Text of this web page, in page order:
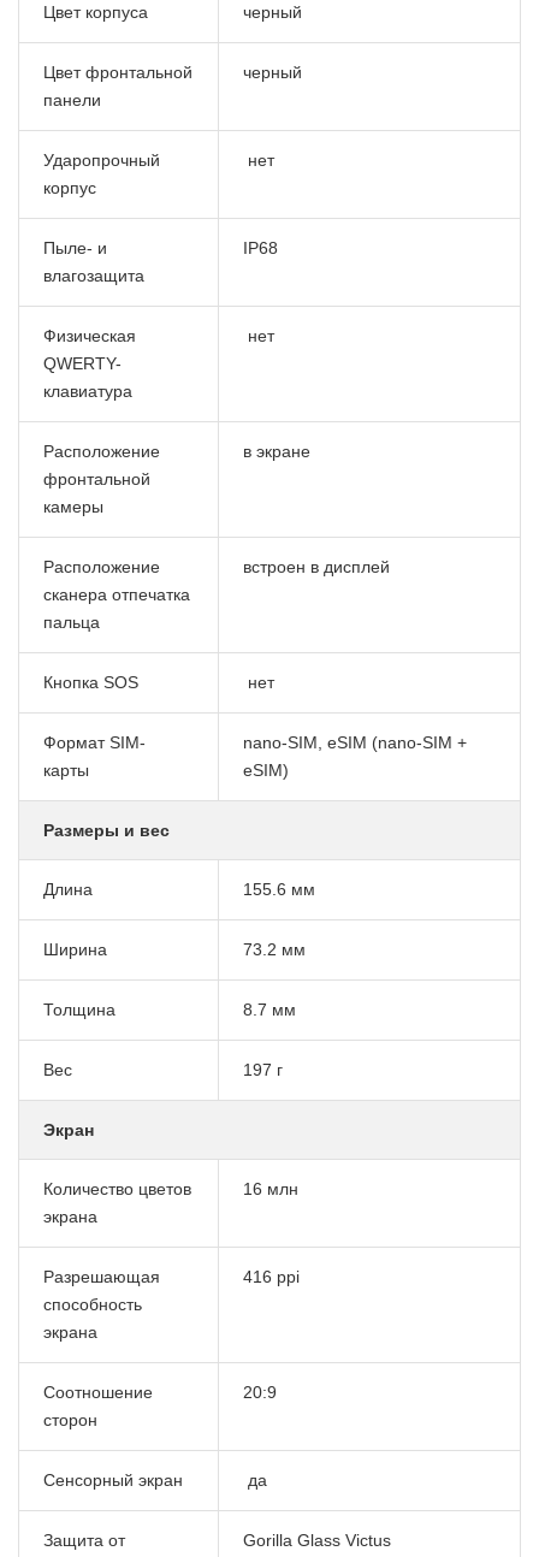
Цвет корпуса черный
Цвет фронтальной
панели
черный
Ударопрочный
корпус
нет
Пыле- и
влагозащита
IP68
Физическая
QWERTY-
клавиатура
нет
Расположение
фронтальной
камеры
в экране
Расположение
сканера отпечатка
пальца
встроен в дисплей
Кнопка SOS нет
Формат SIM-
карты
nano-SIM, eSIM (nano-SIM +
eSIM)
Размеры и вес
Длина 155.6 мм
Ширина 73.2 мм
Толщина 8.7 мм
Вес 197 г
Экран
Количество цветов
экрана
16 млн
Разрешающая
способность
экрана
416 ppi
Соотношение
сторон
20:9
Сенсорный экран да
Защита от
Gorilla Glass Victus